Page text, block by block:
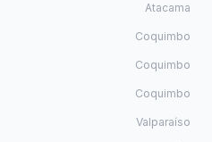
Atacama
Coquimbo
Coquimbo
Coquimbo
Valparaíso